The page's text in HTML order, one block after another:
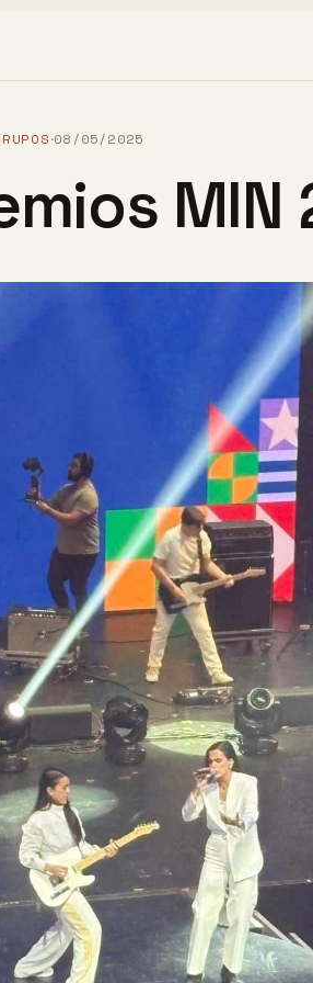
·08/05/2025
MIN